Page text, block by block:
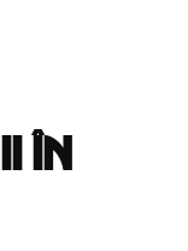
în